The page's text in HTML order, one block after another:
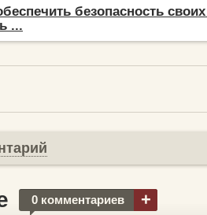
безопасность
...
0 комментариев +